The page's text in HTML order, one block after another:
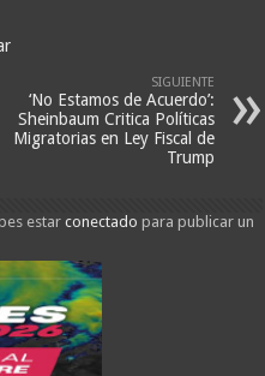
SIGUIENTE
‘No Estamos de Acuerdo’:
Sheinbaum Critica Políticas
Migratorias en Ley Fiscal de
Trump
estarconectado para publicar un